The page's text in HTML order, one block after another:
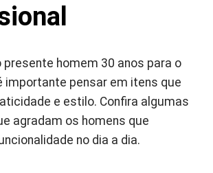
presente homem 30 anos para o
importante pensar em itens que
e estilo. Confira algumas
agradam os homens que
no dia a dia.